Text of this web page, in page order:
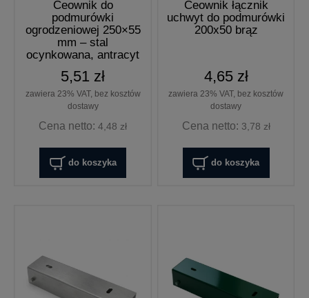
Ceownik do
podmurówki
ogrodzeniowej 250×55
mm – stal
ocynkowana, antracyt
5,51 zł
zawiera 23% VAT, bez kosztów
dostawy
Cena netto:4,48 zł
do koszyka
Ceownik łącznik
uchwyt do podmurówki
200x50 brąz
4,65 zł
zawiera 23% VAT, bez kosztów
dostawy
Cena netto: 3,78 zł
do koszyka